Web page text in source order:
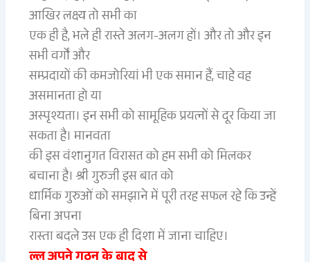
आखिर लक्ष्य तो सभी का
एक ही है, भले ही रास्ते अलग-अलग हों। और तो और इन
सभी वर्गों और
सम्प्रदायों की कमजोरियां भी एक समान हैं, चाहे वह
असमानता हो या
अस्पृश्यता। इन सभी को सामूहिक प्रयत्नों से दूर किया जा
सकता है। मानवता
की इस वंशानुगत विरासत को हम सभी को मिलकर
बचाना है। श्री गुरुजी इस बात को
धार्मिक गुरुओं को समझाने में पूरी तरह सफल रहे कि उन्हें
बिना अपना
रास्ता बदले उस एक ही दिशा में जाना चाहिए।
ल्ल अपने गठन के बाद से